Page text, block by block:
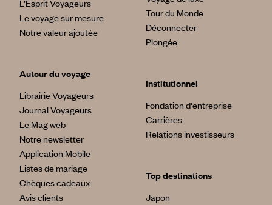
Sextianto vous offre l’authenticité d’un lieu rare au cœur du
poumon vert de l’Italie que sont les Abruzzes.
Cette année l'Italie est à l'honneur; elle fait partie de notre
complète desdestinations où partir en 2024
L’Esprit Voyageurs
Le voyage sur mesure
Notre valeur ajoutée
Autour du voyage
Librairie Voyageurs
Journal Voyageurs
Le Mag web
Notre newsletter
Application Mobile
Listes de mariage
Chèques cadeaux
Avis clients
Tour du Monde
Déconnecter
Plongée
Institutionnel
Fondation d'entreprise
Carrières
Relations investisseurs
Top destinations
Japon